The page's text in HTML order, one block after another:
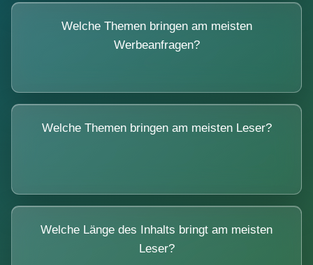
Welche Themen bringen am meisten
Werbeanfragen?
Welche Themen bringen am meisten Leser?
Welche Länge des Inhalts bringt am meisten
Leser?